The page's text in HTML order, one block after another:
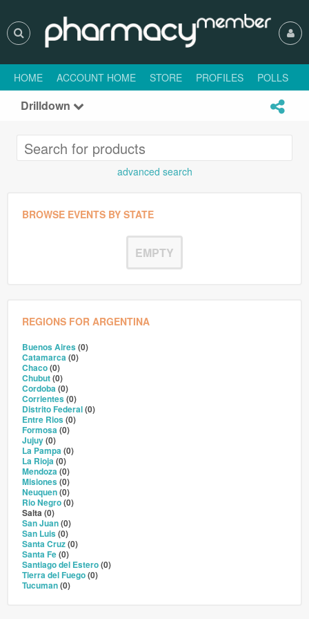
HOME ACCOUNT HOME STORE PROFILES POLLS
Drilldown
advanced search
BROWSE EVENTS BY STATE
EMPTY
REGIONS FOR ARGENTINA
Buenos Aires(0)
Catamarca(0)
Chaco(0)
Chubut(0)
Cordoba(0)
Corrientes(0)
Distrito Federal(0)
Entre Rios(0)
Formosa(0)
Jujuy(0)
La Pampa(0)
La Rioja(0)
Mendoza(0)
Misiones(0)
Neuquen(0)
Rio Negro(0)
Salta (0)
San Juan(0)
San Luis(0)
Santa Cruz(0)
Santa Fe(0)
Santiago del Estero(0)
Tierra del Fuego(0)
Tucuman(0)